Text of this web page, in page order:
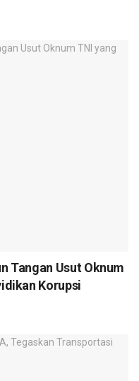
Tangan Usut Oknum
Korupsi